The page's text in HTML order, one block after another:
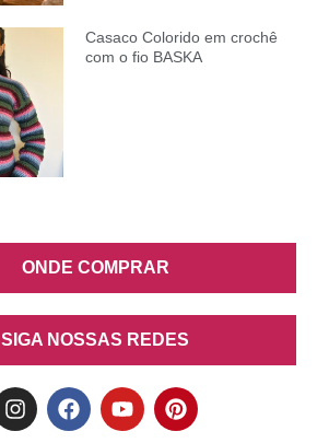
Casaco Colorido em crochê
com o fio BASKA
ONDE COMPRAR
SIGA NOSSAS REDES